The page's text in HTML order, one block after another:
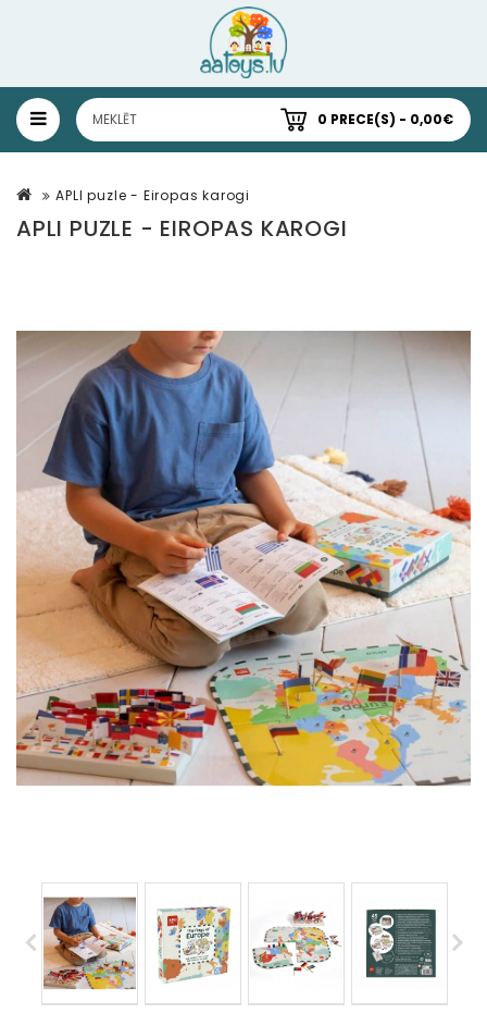
0 PRECE(S) - 0,00€
APLI puzle - Eiropas karogi
APLI PUZLE - EIROPAS KAROGI